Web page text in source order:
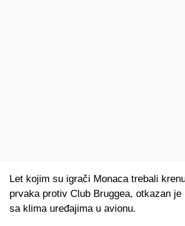
Let kojim su igrači Monaca trebali
prvaka protiv Club Bruggea, otkazan je
sa klima uređajima u avionu.